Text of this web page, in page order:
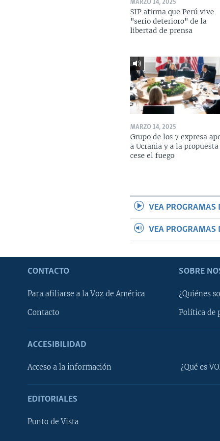
Idiomas
MARZO 14, 2025
SIP afirma que Perú vive
"serio deterioro" de la
libertad de prensa
MARZO 14, 2025
Grupo de los 7 expresa
a Ucrania y a la
cese el fuego
VEA PROGRAMAS
VEA PROGRAMAS
CONTACTO
Para afiliarse a la Voz de América
Contacto
SOBRE
¿Quiénes
Política de
ACCESIBILIDAD
Acceso a la información ¿Qué es
EDITORIALES
Punto de Vista